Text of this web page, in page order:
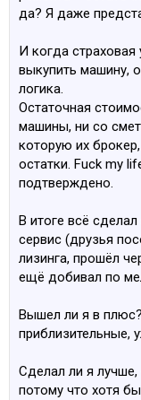
да? Я даже
И когда
выкупить машину,
логика.
Остаточная
машины, ни со
которую их
остатки. Fuck my
подтверждено.
В итоге всё
сервис (друзья
лизинга, прошёл
ещё добивал по
Вышел ли я в
приблизительные,
Сделал ли я лучше,
потому что хотя